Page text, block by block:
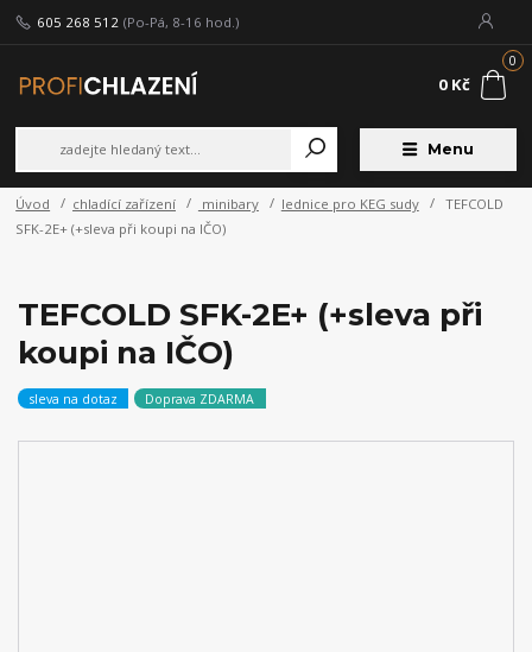
Menu
605 268 512 (Po-Pá, 8-16 hod.)
0
0 Kč
Úvod chladící zařízení minibary lednice pro KEG sudy
TEFCOLD
SFK-2E+ (+sleva při koupi na IČO)
TEFCOLD SFK-2E+ (+sleva při
koupi na IČO)
sleva na dotaz Doprava ZDARMA